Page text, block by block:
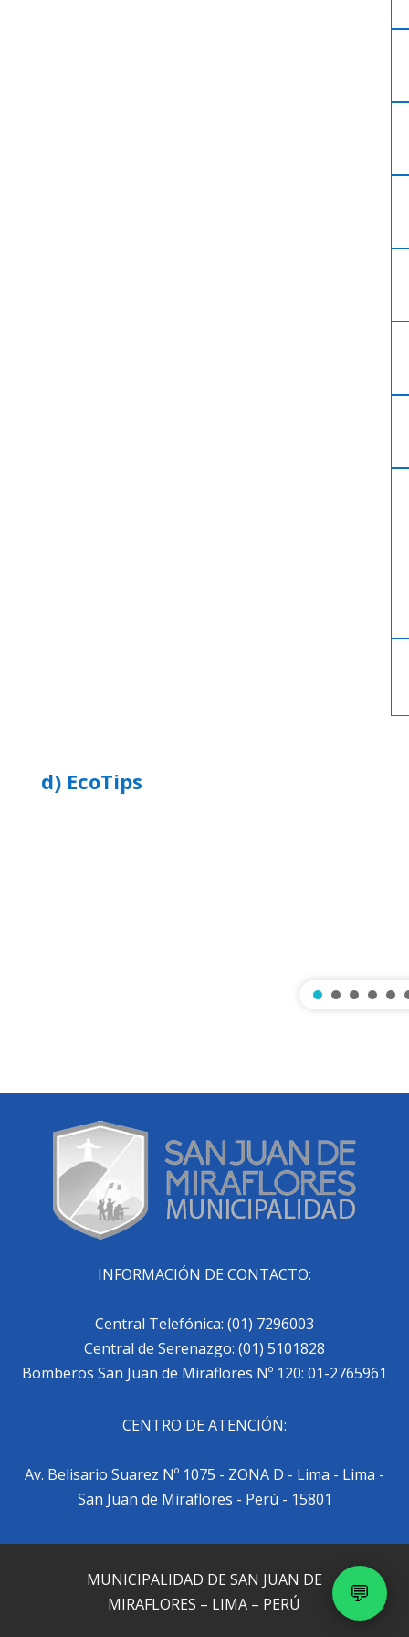
d) EcoTips
INFORMACIÓN DE CONTACTO:
Central Telefónica: (01) 7296003
Central de Serenazgo: (01) 5101828
Bomberos San Juan de Miraflores Nº 120: 01-2765961
CENTRO DE ATENCIÓN:
Av. Belisario Suarez Nº 1075 - ZONA D - Lima - Lima -
San Juan de Miraflores - Perú - 15801
MUNICIPALIDAD DE SAN JUAN DE
MIRAFLORES – LIMA – PERÚ
💬